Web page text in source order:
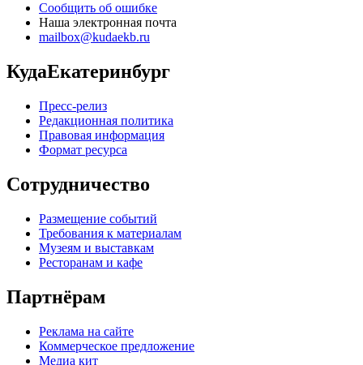
Сообщить об ошибке
Наша электронная почта
mailbox@kudaekb.ru
КудаЕкатеринбург
Пресс-релиз
Редакционная политика
Правовая информация
Формат ресурса
Сотрудничество
Размещение событий
Требования к материалам
Музеям и выставкам
Ресторанам и кафе
Партнёрам
Реклама на сайте
Коммерческое предложение
Медиа кит